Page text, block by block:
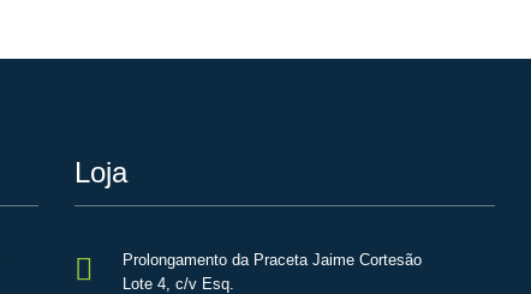
Loja
Prolongamento da Praceta Jaime Cortesão
Lote 4, c/v Esq.